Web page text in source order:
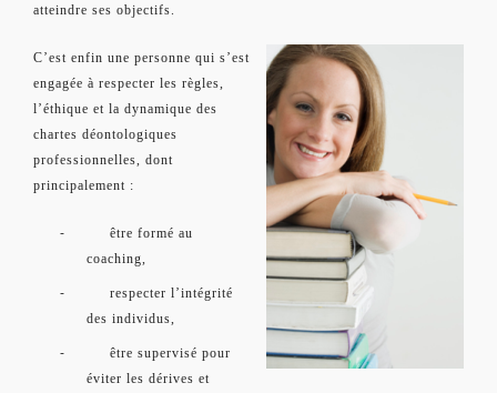
atteindre ses objectifs.
C’est enfin une personne qui s’est
engagée à respecter les règles,
l’éthique et la dynamique des
chartes déontologiques
professionnelles, dont
principalement :
-
être formé au
coaching,
-
respecter l’intégrité
des individus,
-
être supervisé pour
éviter les dérives et